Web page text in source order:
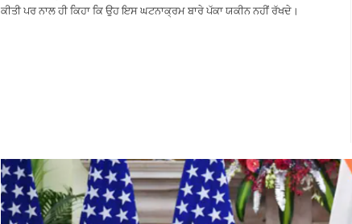
ਕੀਤੀ ਪਰ ਨਾਲ ਹੀ ਕਿਹਾ ਕਿ ਉਹ ਇਸ ਘਟਨਾਕ੍ਰਮ ਬਾਰੇ ਪੱਕਾ ਯਕੀਨ ਨਹੀਂ ਰੱਖਦੇ।